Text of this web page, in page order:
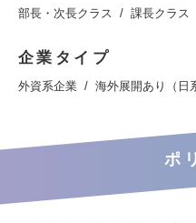
部長・次長クラス 課長クラス
企業タイプ
外資系企業 海外展開あり（日
ポ